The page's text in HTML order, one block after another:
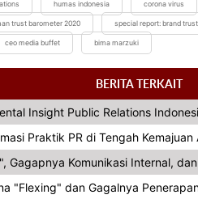
humas indonesia corona virus
trust barometer 2020 special report: brand
ceo media buffet bima marzuki
BERITA TERKAIT
Insight Public Relations
Praktik PR di Tengah Kemajuan
Gagapnya Komunikasi Internal,
"Flexing" dan Gagalnya